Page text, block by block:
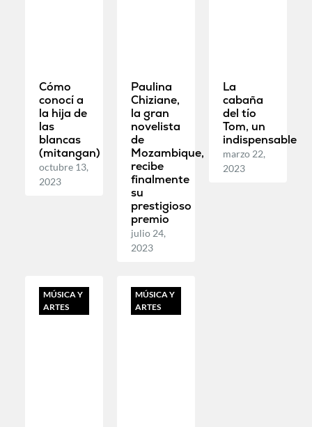
Cómo
conocí a
la hija de
las
blancas
(mitangan)
octubre 13,
2023
Paulina
Chiziane,
la gran
novelista
de
Mozambique,
recibe
finalmente
su
prestigioso
premio
julio 24,
2023
La
cabaña
del tío
Tom, un
indispensable
marzo 22,
2023
MÚSICA Y
ARTES
MÚSICA Y
ARTES